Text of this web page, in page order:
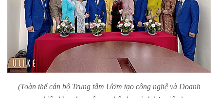
(Toàn thể cán bộ Trung tâm Ươm tạo công nghệ và Doanh